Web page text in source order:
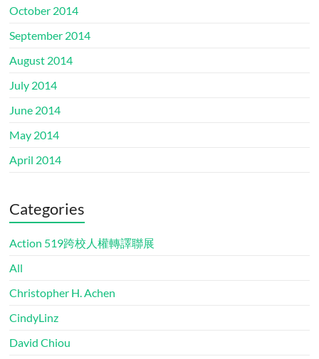
October 2014
September 2014
August 2014
July 2014
June 2014
May 2014
April 2014
Categories
Action 519跨校人權轉譯聯展
All
Christopher H. Achen
CindyLinz
David Chiou